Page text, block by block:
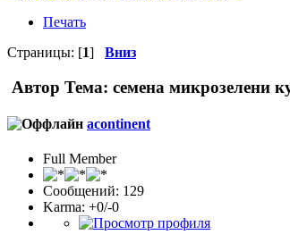
Печать
Страницы: [1] Вниз
Автор Тема: семена микрозелени
acontinent
Full Member
Сообщений: 129
Karma: +0/-0